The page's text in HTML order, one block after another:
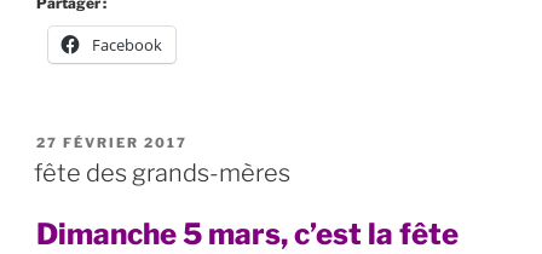
Facebook
PUBLIÉ
LE
27 FÉVRIER 2017
fête des grands-mères
Dimanche 5 mars, c’est la fête